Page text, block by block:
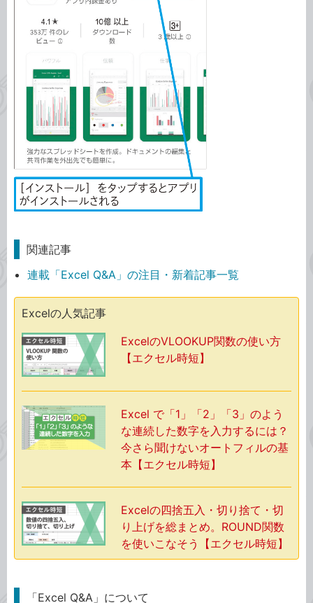
関連記事
連載「Excel Q&A」の注目・新着記事一覧
Excelの人気記事
ExcelのVLOOKUP関数の使い方
【エクセル時短】
Excel で「1」「2」「3」のよう
な連続した数字を入力するには？
今さら聞けないオートフィルの基
本【エクセル時短】
Excelの四捨五入・切り捨て・切
り上げを総まとめ。ROUND関数
を使いこなそう【エクセル時短】
「Excel Q&A」について